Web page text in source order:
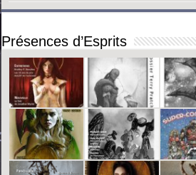
Présences d’Esprits